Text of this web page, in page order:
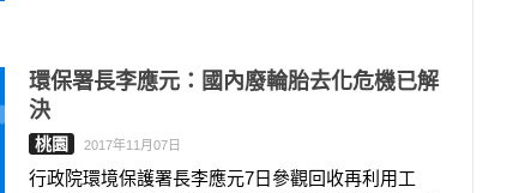
環保署長李應元：國內廢輪胎去化危機已解
決
桃園 2017年11月07日
行政院環境保護署長李應元7日參觀回收再利用工